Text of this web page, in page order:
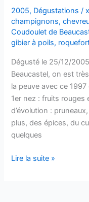
Beaucastel
–
1995
–
2005, Dégustations /
champignons,
Coudoulet de
gibier à poils,
Dégusté le 25/12/
Beaucastel, on est
la peuve avec ce
1er nez : fruits rouges
d’évolution :
plus, des épices, du
quelques
Côtes-
Lire la suite »